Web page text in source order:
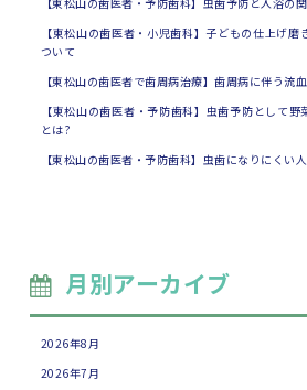
【東松山の歯医者・小児歯科】子どもの仕上げ
ついて
【東松山の歯医者で歯周病治療】歯周病に伴う流
【東松山の歯医者・予防歯科】虫歯予防として
とは?
【東松山の歯医者・予防歯科】虫歯になりにくい
月別アーカイブ
2026年8月
2026年7月